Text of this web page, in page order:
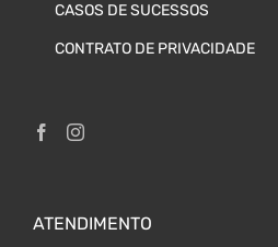
CASOS DE SUCESSOS
CONTRATO DE PRIVACIDADE
ATENDIMENTO